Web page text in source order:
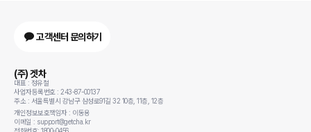
고객센터 문의하기
(주) 겟차
대표 : 정유철
사업자등록번호 : 243-87-00137
주소 : 서울특별시 강남구 삼성로91길 32 10층, 11층, 12층
개인정보보호책임자 : 이동용
이메일 : support@getcha.kr